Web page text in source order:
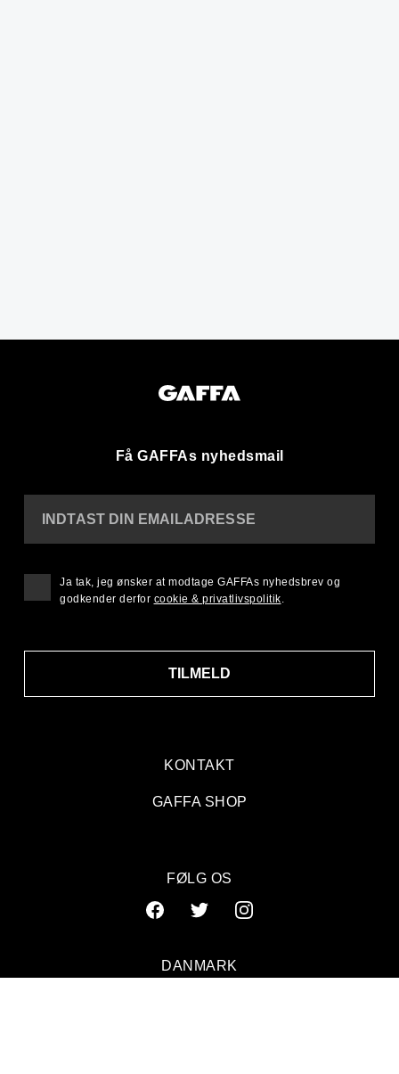
Få GAFFAs nyhedsmail
KONTAKT
GAFFA SHOP
INDTAST DIN EMAILADRESSE
TILMELD
Ja tak, jeg ønsker at modtage GAFFAs nyhedsbrev og
godkender derfor cookie & privatlivspolitik.
FØLG OS
DANMARK